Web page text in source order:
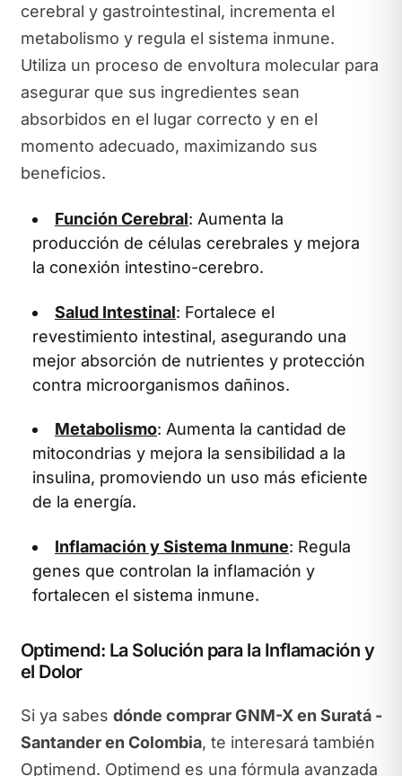
cerebral y gastrointestinal, incrementa el
metabolismo y regula el sistema inmune.
Utiliza un proceso de envoltura molecular para
asegurar que sus ingredientes sean
absorbidos en el lugar correcto y en el
momento adecuado, maximizando sus
beneficios.
Función Cerebral: Aumenta la
producción de células cerebrales y mejora
la conexión intestino-cerebro.
Salud Intestinal: Fortalece el
revestimiento intestinal, asegurando una
mejor absorción de nutrientes y protección
contra microorganismos dañinos.
Metabolismo: Aumenta la cantidad de
mitocondrias y mejora la sensibilidad a la
insulina, promoviendo un uso más eficiente
de la energía.
Inflamación y Sistema Inmune: Regula
genes que controlan la inflamación y
fortalecen el sistema inmune.
Optimend: La Solución para la Inflamación y
el Dolor
Si ya sabes dónde comprar GNM-X en Suratá -
Santander en Colombia, te interesará también
Optimend. Optimend es una fórmula avanzada